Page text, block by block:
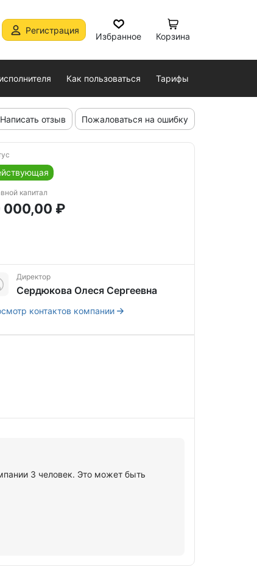
Регистрация
Избранное Корзина
Как пользоваться Тарифы
Написать отзыв Пожаловаться на ошибку
капитал
000,00 ₽
Директор
Сердюкова Олеся Сергеевна
контактов компании
3 человек. Это может быть